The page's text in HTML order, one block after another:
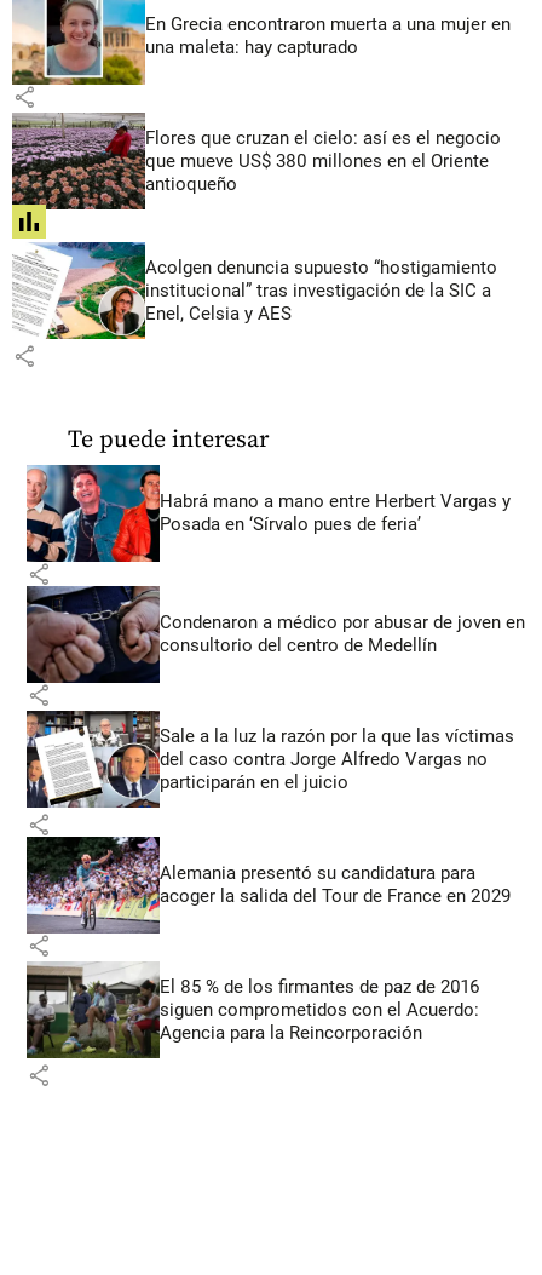
En Grecia encontraron muerta a una mujer en
una maleta: hay capturado
share
Flores que cruzan el cielo: así es el negocio
que mueve US$ 380 millones en el Oriente
antioqueño
share
Acolgen denuncia supuesto “hostigamiento
institucional” tras investigación de la SIC a
Enel, Celsia y AES
share
Te puede interesar
Habrá mano a mano entre Herbert Vargas y
Posada en ‘Sírvalo pues de feria’
share
Condenaron a médico por abusar de joven en
consultorio del centro de Medellín
share
Sale a la luz la razón por la que las víctimas
del caso contra Jorge Alfredo Vargas no
participarán en el juicio
share
Alemania presentó su candidatura para
acoger la salida del Tour de France en 2029
share
El 85 % de los firmantes de paz de 2016
siguen comprometidos con el Acuerdo:
Agencia para la Reincorporación
share